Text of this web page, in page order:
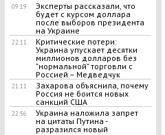
09:19
Эксперты рассказали, что
будет с курсом доллара
после выборов президента
на Украине
22:11
Критические потери:
Украина упускает десятки
миллионов долларов без
"нормальной" торговли с
Россией – Медведчук
21:11
Захарова объяснила, почему
Россия не боится новых
санкций США
22:56
Украина наложила запрет
на цитаты Путина -
разразился новый